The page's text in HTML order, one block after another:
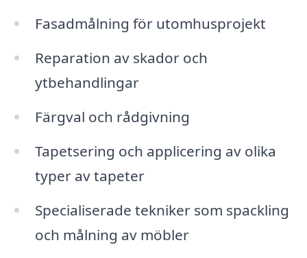
Fasadmålning för utomhusprojekt
Reparation av skador och
ytbehandlingar
Färgval och rådgivning
Tapetsering och applicering av olika
typer av tapeter
Specialiserade tekniker som spackling
och målning av möbler